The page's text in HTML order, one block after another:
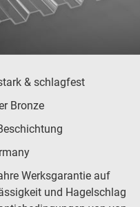
& schlagfest
Bronze
Werksgarantie auf
und Hagelschlag